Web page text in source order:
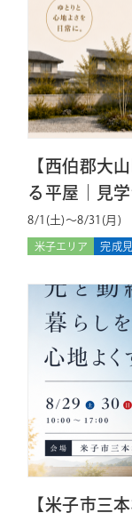
【西伯郡大
る平屋｜見
8/1(土)〜8/31(月)
米子エリア 完成
【米子市三